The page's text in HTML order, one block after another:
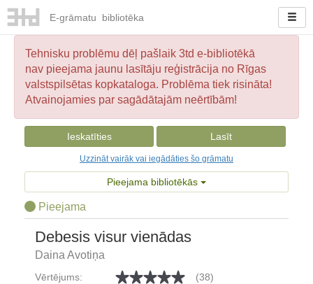
E-grāmatu bibliotēka
Tehnisku problēmu dēļ pašlaik 3td e-bibliotēkā
nav pieejama jaunu lasītāju reģistrācija no Rīgas
valstspilsētas kopkataloga. Problēma tiek risināta!
Atvainojamies par sagādātajām neērtībām!
Ieskatīties Lasīt
Uzzināt vairāk vai iegādāties šo grāmatu
Pieejama bibliotēkās
Pieejama
Debesis visur vienādas
Daina Avotiņa
Vērtējums:
(38)